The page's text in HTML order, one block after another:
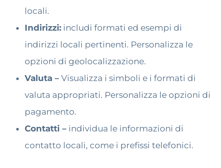
locali.
Indirizzi: includi formati ed esempi di
indirizzi locali pertinenti. Personalizza le
opzioni di geolocalizzazione.
Valuta – Visualizza i simboli e i formati di
valuta appropriati. Personalizza le opzioni di
pagamento.
Contatti – individua le informazioni di
contatto locali, come i prefissi telefonici.